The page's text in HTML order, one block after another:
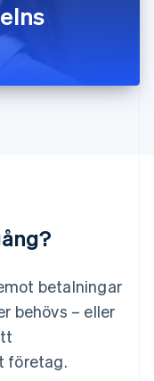
betalningar
behövs – eller
företag.